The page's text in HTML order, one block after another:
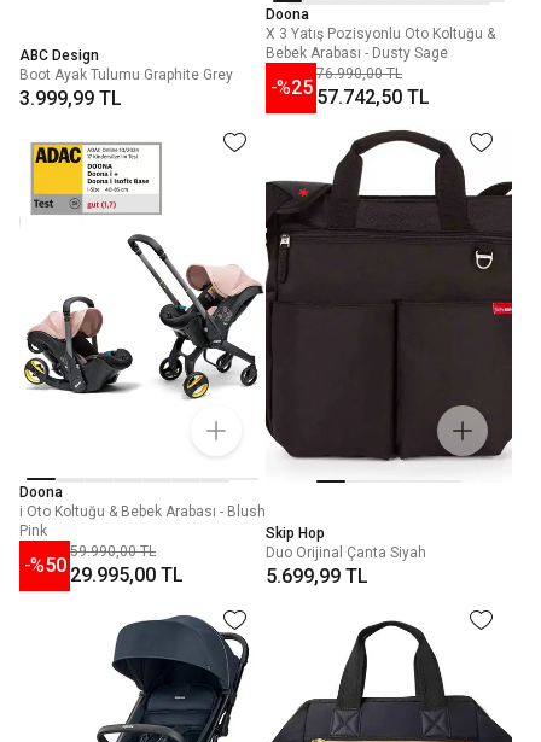
ABC Design
Boot Ayak Tulumu Graphite Grey
3.999,99 TL
Doona
X 3 Yatış Pozisyonlu Oto Koltuğu &
Bebek Arabası - Dusty Sage
-%25
76.990,00 TL
57.742,50 TL
Doona
i Oto Koltuğu & Bebek Arabası - Blush
Pink
-%50
59.990,00 TL
29.995,00 TL
Skip Hop
Duo Orijinal Çanta Siyah
5.699,99 TL